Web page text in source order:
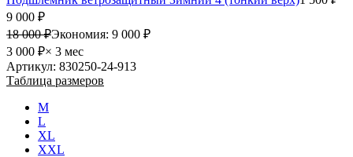
9 000 ₽
18 000 ₽Экономия: 9 000 ₽
3 000 ₽× 3 мес
Артикул: 830250-24-913
Таблица размеров
M
L
XL
XXL